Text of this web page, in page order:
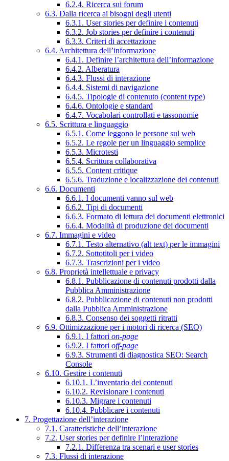
6.2.4. Ricerca sui forum
6.3. Dalla ricerca ai bisogni degli utenti
6.3.1. User stories per definire i contenuti
6.3.2. Job stories per definire i contenuti
6.3.3. Criteri di accettazione
6.4. Architettura dell’informazione
6.4.1. Definire l’architettura dell’informazione
6.4.2. Alberatura
6.4.3. Flussi di interazione
6.4.4. Sistemi di navigazione
6.4.5. Tipologie di contenuto (content type)
6.4.6. Ontologie e standard
6.4.7. Vocabolari controllati e tassonomie
6.5. Scrittura e linguaggio
6.5.1. Come leggono le persone sul web
6.5.2. Le regole per un linguaggio semplice
6.5.3. Microtesti
6.5.4. Scrittura collaborativa
6.5.5. Content critique
6.5.6. Traduzione e localizzazione dei contenuti
6.6. Documenti
6.6.1. I documenti vanno sul web
6.6.2. Tipi di documenti
6.6.3. Formato di lettura dei documenti elettronici
6.6.4. Modalità di produzione dei documenti
6.7. Immagini e video
6.7.1. Testo alternativo (alt text) per le immagini
6.7.2. Sottotitoli per i video
6.7.3. Trascrizioni per i video
6.8. Proprietà intellettuale e privacy
6.8.1. Pubblicazione di contenuti prodotti dalla
Pubblica Amministrazione
6.8.2. Pubblicazione di contenuti non prodotti
dalla Pubblica Amministrazione
6.8.3. Consenso dei soggetti ritratti
6.9. Ottimizzazione per i motori di ricerca (SEO)
6.9.1. I fattori on-page
6.9.2. I fattori off-page
6.9.3. Strumenti di diagnostica SEO: Search
Console
6.10. Gestire i contenuti
6.10.1. L’inventario dei contenuti
6.10.2. Revisionare i contenuti
6.10.3. Migrare i contenuti
6.10.4. Pubblicare i contenuti
7. Progettazione dell’interazione
7.1. Caratteristiche dell’interazione
7.2. User stories per definire l’interazione
7.2.1. Differenza tra scenari e user stories
7.3. Flussi di interazione